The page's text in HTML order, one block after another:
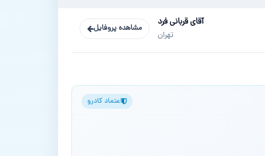
آقای قربانی فرد
تهران
مشاهده پروفایل
اعتماد کادرو